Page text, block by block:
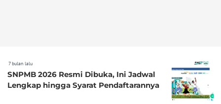
7 bulan lalu
SNPMB 2026 Resmi Dibuka, Ini Jadwal
Lengkap hingga Syarat Pendaftarannya